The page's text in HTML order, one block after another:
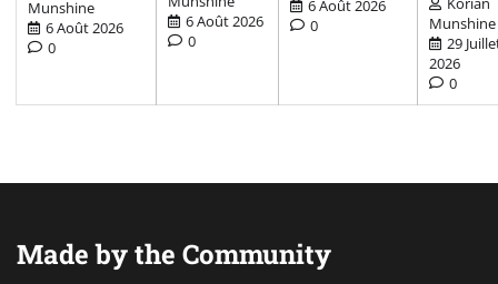
Munshine
6 Août 2026
0
6 Août 2026
0
6 Août 2026
0
Munshine
29
2026
0
Made by the Community